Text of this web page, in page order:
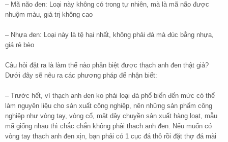
– Mã não đen: Loại này không có trong tự nhiên, mà là mã não được
nhuộm màu, giá trị không cao
– Nhựa đen: Loại này là tệ hại nhất, không phải đá mà đúc bằng nhựa,
giá rẻ bèo
Câu hỏi đặt ra là làm thế nào phân biệt được thạch anh đen thật giả?
Dưới đây sẽ nêu ra các phương pháp để nhận biết:
– Trước hết, vì thạch anh đen ko phải loại đá phổ biến đến mức có thể
làm nguyên liệu cho sản xuất công nghiệp, nên những sản phẩm công
nghiệp như vòng tay, vòng cổ, mặt dây chuyền sản xuất hàng loạt, mẫu
mã giống nhau thì chắc chắn không phải thạch anh đen. Nếu muốn có
vòng tay thạch anh đen xịn, bạn phải có 1 cục đá thô rồi đặt thợ đá mài